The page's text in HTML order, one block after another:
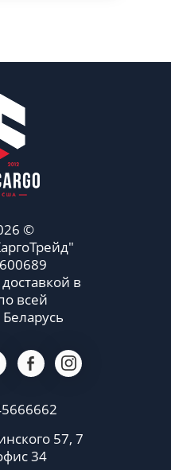
©
в
всей
57, 7
34